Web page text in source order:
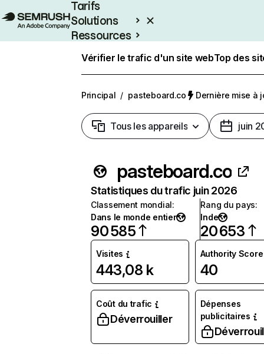
Tarifs
Solutions
Ressources
Vérifier le trafic d'un site webTop des
Principal / pasteboard.co Dernière mise à
Tous les appareils juin
pasteboard.co
Statistiques du trafic juin 2026
Classement mondial:
Dans le monde entier
90 585
Rang du pays:
Inde
20 653
Visites
443,08 k
Authority Score
40
Coût du trafic
Déverrouiller
Dépenses
publicitaires